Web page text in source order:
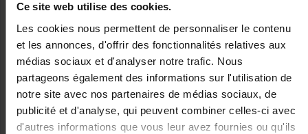
Ce site web utilise des cookies.
Les cookies nous permettent de personnaliser le contenu
et les annonces, d'offrir des fonctionnalités relatives aux
médias sociaux et d'analyser notre trafic. Nous
partageons également des informations sur l'utilisation de
notre site avec nos partenaires de médias sociaux, de
publicité et d'analyse, qui peuvent combiner celles-ci avec
d'autres informations que vous leur avez fournies ou qu'ils
Dell Dock WD15 - 130W
Reconditionné
79,00 €
-38%
Détails